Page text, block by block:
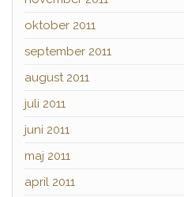
oktober 2011
september 2011
august 2011
juli 2011
juni 2011
maj 2011
april 2011